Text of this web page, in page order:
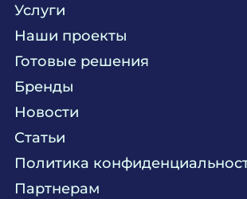
Кухня
Прачечная
Текстиль
Химия
Мебель
Комплексное оснащение
Услуги
Поставка аксессуаров и
Сервисное обслуживание
Консалтинг
Технологическое
Продажа оборудования
Монтажные и
Наши проекты
Готовые решения
Бренды
Новости
Статьи
Политика
Партнерам